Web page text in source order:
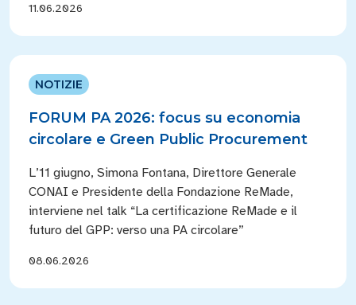
11.06.2026
NOTIZIE
FORUM PA 2026: focus su economia
circolare e Green Public Procurement
L’11 giugno, Simona Fontana, Direttore Generale
CONAI e Presidente della Fondazione ReMade,
interviene nel talk “La certificazione ReMade e il
futuro del GPP: verso una PA circolare”
08.06.2026